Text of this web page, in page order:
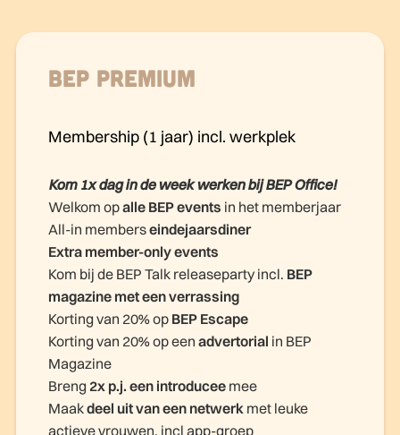
BEP Premium
Membership (1 jaar) incl. werkplek
Kom 1x dag in de week werken bij BEP Office!
Welkom opalle BEP events in het memberjaar
All-in memberseindejaarsdiner
Extra member-only events
Kom bij de BEP Talk releaseparty incl. BEP
magazine met een verrassing
Korting van 20% op BEP Escape
Korting van 20% op een advertorial in BEP
Magazine
Breng 2x p.j. een introducee mee
Maakdeel uit van een netwerk met leuke
actieve vrouwen, incl app-groep